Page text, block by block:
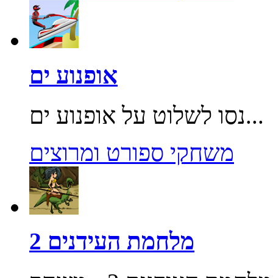
אופנוע ים
נסו לשלוט על אופנוע ים...
משחקי ספורט ומרוצים
מלחמת העידנים 2